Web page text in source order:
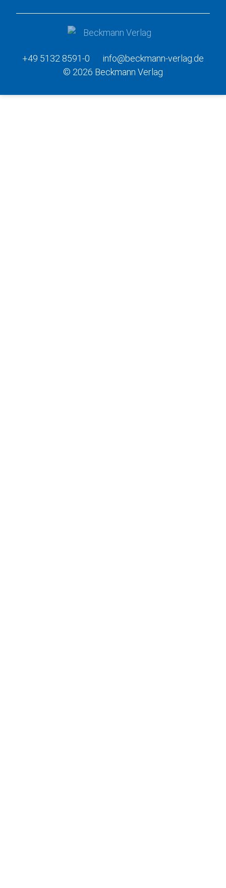
+49 5132 8591-0
info@beckmann-verlag.de
© 2026 Beckmann Verlag